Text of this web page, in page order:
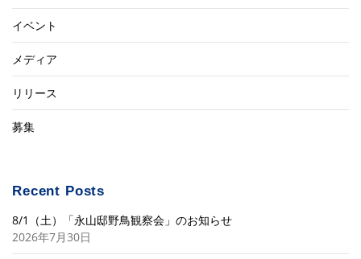
イベント
メディア
リリース
募集
Recent Posts
8/1（土）「永山邸野鳥観察会」のお知らせ
2026年7月30日